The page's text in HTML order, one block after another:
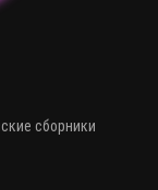
сборники